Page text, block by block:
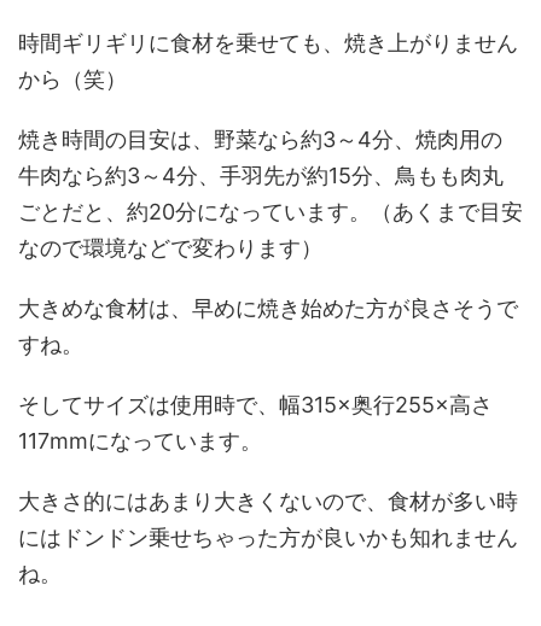
時間ギリギリに食材を乗せても、焼き上がりません
から（笑）
焼き時間の目安は、野菜なら約3～4分、焼肉用の
牛肉なら約3～4分、手羽先が約15分、鳥もも肉丸
ごとだと、約20分になっています。（あくまで目安
なので環境などで変わります）
大きめな食材は、早めに焼き始めた方が良さそうで
すね。
そしてサイズは使用時で、幅315×奥行255×高さ
117mmになっています。
大きさ的にはあまり大きくないので、食材が多い時
にはドンドン乗せちゃった方が良いかも知れません
ね。